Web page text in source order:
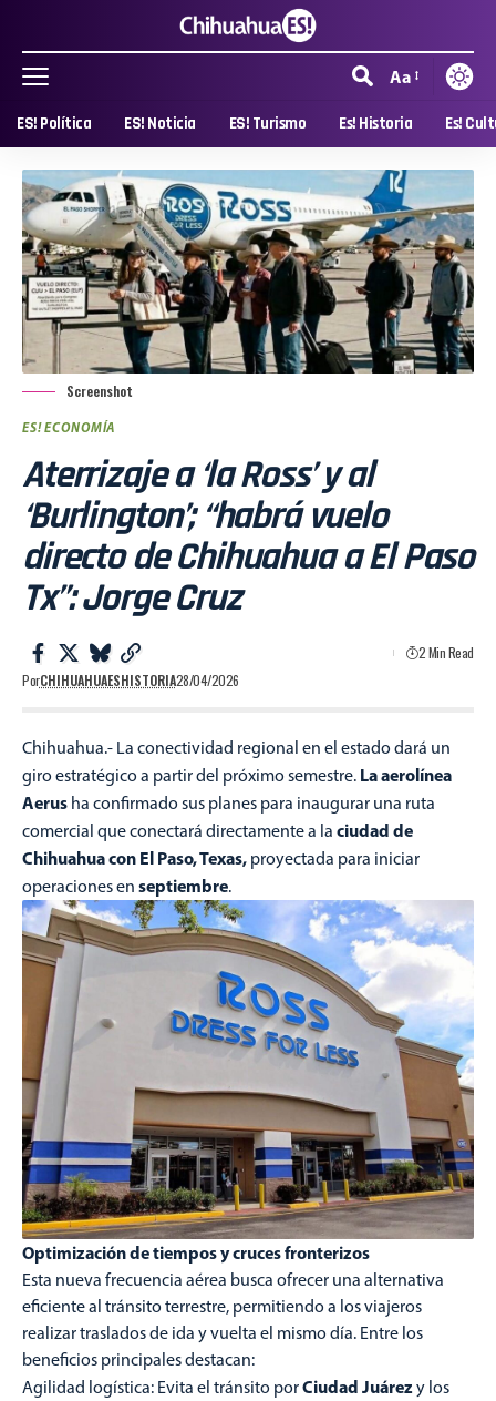
Aa
ES! Política ES! Noticia ES! Turismo Es! Historia Es!
Screenshot
ES! ECONOMÍA
Aterrizaje a ‘la Ross’ y al
‘Burlington’; “habrá vuelo
directo de Chihuahua a El Paso
Tx”: Jorge Cruz
PorCHIHUAHUAESHISTORIA28/04/2026
2 Min Read
Chihuahua.- La conectividad regional en el estado dará un
giro estratégico a partir del próximo semestre. La aerolínea
Aerus ha confirmado sus planes para inaugurar una ruta
comercial que conectará directamente a la ciudad de
Chihuahua con El Paso, Texas, proyectada para iniciar
operaciones en septiembre.
Optimización de tiempos y cruces fronterizos
Esta nueva frecuencia aérea busca ofrecer una alternativa
eficiente al tránsito terrestre, permitiendo a los viajeros
realizar traslados de ida y vuelta el mismo día. Entre los
beneficios principales destacan:
Agilidad logística: Evita el tránsito porCiudad Juárezy los